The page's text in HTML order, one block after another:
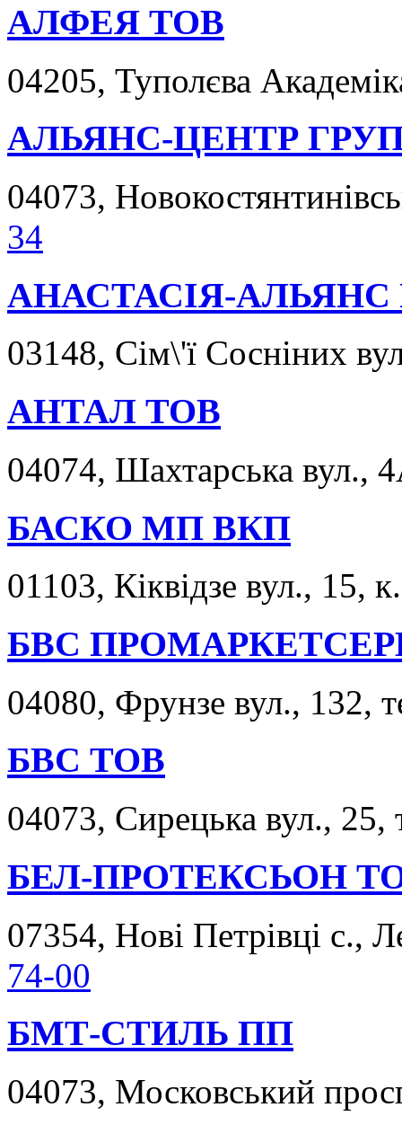
АЛФЕЯ ТОВ
04205, Туполєва
АЛЬЯНС-ЦЕНТР
04073,
34
АНАСТАСІЯ-АЛЬЯНС
03148, Сім\'ї Сосніних
АНТАЛ ТОВ
04074, Шахтарська вул.,
БАСКО МП ВКП
01103, Кіквідзе вул., 15,
БВС
04080, Фрунзе вул., 132,
БВС ТОВ
04073, Сирецька вул., 25,
БЕЛ-ПРОТЕКСЬОН
07354, Нові Петрівці с.,
74-00
БМТ-СТИЛЬ ПП
04073, Московський